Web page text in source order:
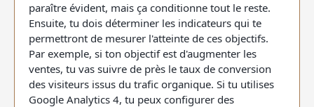
paraître évident, mais ça conditionne tout le reste.
Ensuite, tu dois déterminer les indicateurs qui te
permettront de mesurer l'atteinte de ces objectifs.
Par exemple, si ton objectif est d'augmenter les
ventes, tu vas suivre de près le taux de conversion
des visiteurs issus du trafic organique. Si tu utilises
Google Analytics 4, tu peux configurer des